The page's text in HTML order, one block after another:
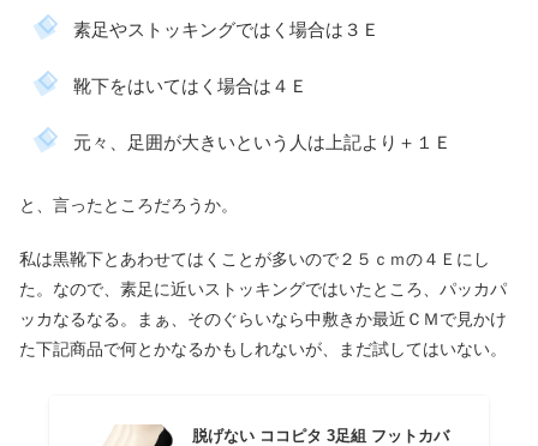
素足やストッキングではく場合は３Ｅ
靴下をはいてはく場合は４Ｅ
元々、足囲が大きいという人は上記より＋１Ｅ
と、言ったところだろうか。
私は黒靴下とあわせてはくことが多いので２５ｃｍの４Ｅにし
た。なので、素足に近いストッキングではいたところ、パッカパ
ッカなるなる。まぁ、そのぐらいなら中敷きか最近ＣＭで見かけ
た下記商品で何とかなるかもしれないが、まだ試してはいない。
脱げない ココピタ 3足組 フットカバ